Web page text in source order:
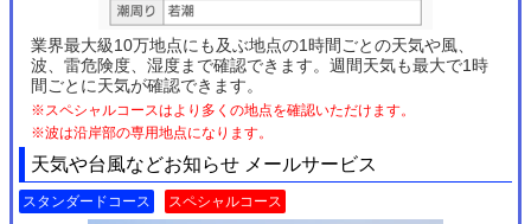
業界最大級10万地点にも及ぶ地点の1時間ごとの天気や風、
波、雷危険度、湿度まで確認できます。週間天気も最大で1時
間ごとに天気が確認できます。
※スペシャルコースはより多くの地点を確認いただけます。
※波は沿岸部の専用地点になります。
天気や台風などお知らせ メールサービス
スタンダードコース スペシャルコース